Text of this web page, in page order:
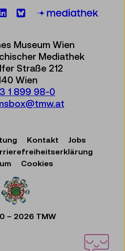
LinkedIn
Bluesky
Museum Wien
Mediathek
Straße 212
Wien
1 899 98-0
Kontakt
Jobs
Cookies
– 2026 TMW